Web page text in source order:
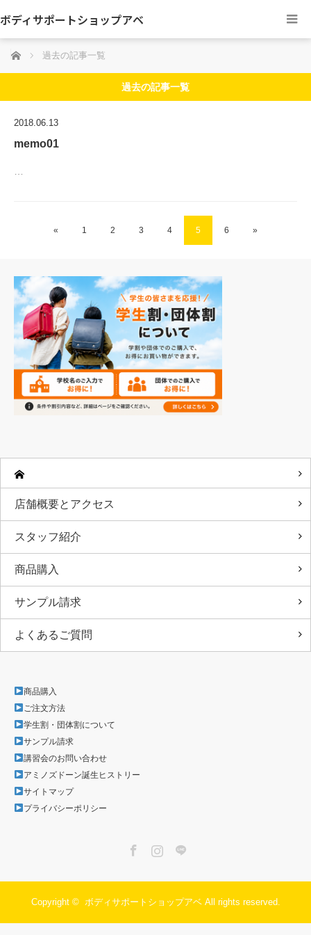
ボディサポートショップアベ
ホーム 過去の記事一覧
過去の記事一覧
2018.06.13
memo01
« 1 2 3 4 5 6 »
店舗概要とアクセス
スタッフ紹介
商品購入
サンプル請求
よくあるご質問
商品購入
ご注文方法
学生割・団体割について
サンプル請求
講習会のお問い合わせ
アミノズドーン誕生ヒストリー
サイトマップ
プライバシーポリシー
Copyright © ボディサポートショップアベAll rights reserved.